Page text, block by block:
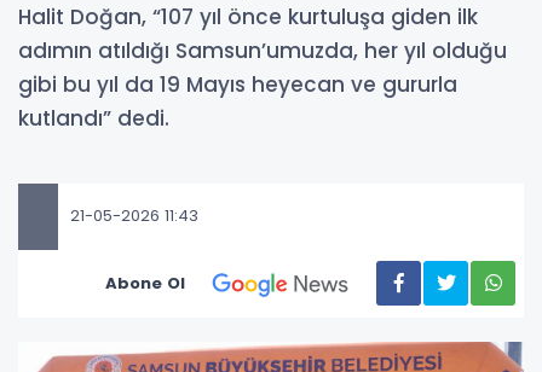
Halit Doğan, “107 yıl önce kurtuluşa giden ilk
adımın atıldığı Samsun’umuzda, her yıl olduğu
gibi bu yıl da 19 Mayıs heyecan ve gururla
kutlandı” dedi.
21-05-2026 11:43
Abone Ol